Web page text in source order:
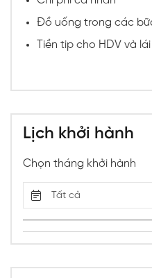
Đồ uống trong các
Tiền tip cho HDV và
Lịch khởi hành
Chọn tháng khởi hành